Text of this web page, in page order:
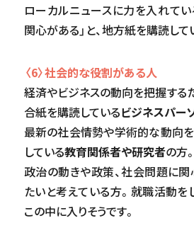
ローカルニュースに力を入れてい
関心がある」と、地方紙を購読して
〈6〉社会的な役割がある人
経済やビジネスの動向を把握する
合紙を購読しているビジネスパー
最新の社会情勢や学術的な動向
している教育関係者や研究者の方。
政治の動きや政策、社会問題に関
たいと考えている方。就職活動を
この中に入りそうです。